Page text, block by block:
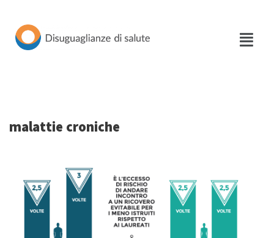
Vai
malattie croniche